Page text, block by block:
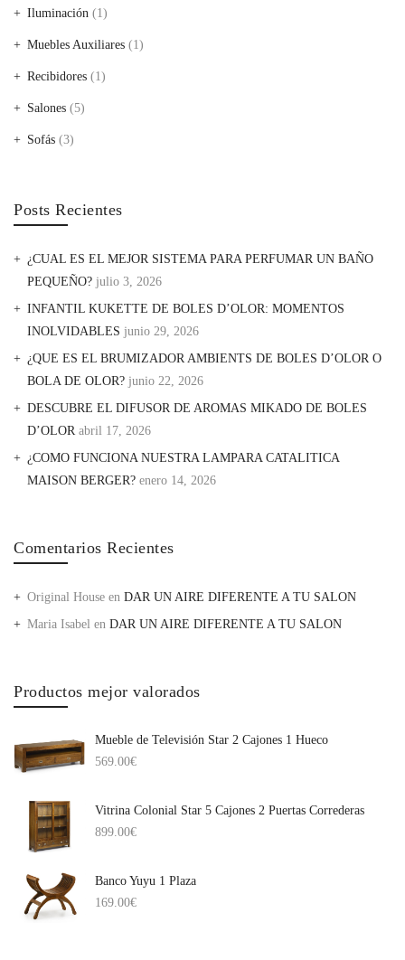
Iluminación (1)
Muebles Auxiliares (1)
Recibidores (1)
Salones (5)
Sofás (3)
Posts Recientes
¿CUAL ES EL MEJOR SISTEMA PARA PERFUMAR UN BAÑO
PEQUEÑO? julio 3, 2026
INFANTIL KUKETTE DE BOLES D’OLOR: MOMENTOS
INOLVIDABLES junio 29, 2026
¿QUE ES EL BRUMIZADOR AMBIENTS DE BOLES D’OLOR O
BOLA DE OLOR? junio 22, 2026
DESCUBRE EL DIFUSOR DE AROMAS MIKADO DE BOLES
D’OLOR abril 17, 2026
¿COMO FUNCIONA NUESTRA LAMPARA CATALITICA
MAISON BERGER? enero 14, 2026
Comentarios Recientes
Original House en DAR UN AIRE DIFERENTE A TU SALON
Maria Isabel en DAR UN AIRE DIFERENTE A TU SALON
Productos mejor valorados
Mueble de Televisión Star 2 Cajones 1 Hueco
569.00€
Vitrina Colonial Star 5 Cajones 2 Puertas Correderas
899.00€
Banco Yuyu 1 Plaza
169.00€